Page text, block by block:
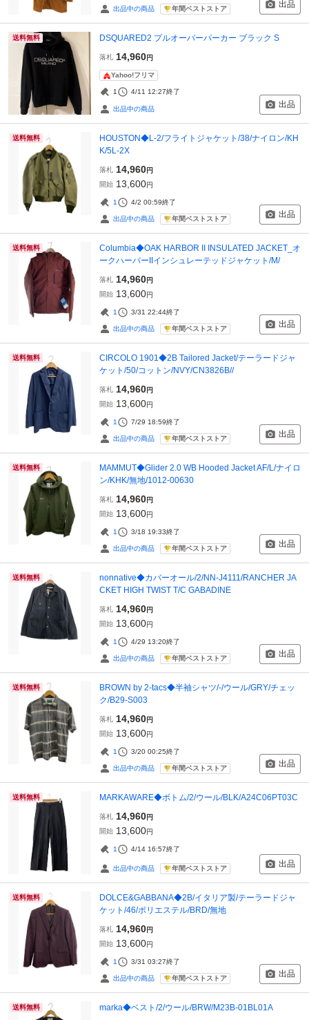
出品中の商品 年間ベストストア 出品
送料無料 DSQUARED2 プルオーバーパーカー ブラック S
落札 14,960円
Yahoo!フリマ
1 4/11 12:27終了
出品中の商品 出品
送料無料
HOUSTON◆L-2/フライトジャケット/38/ナイロン/KH
K/5L-2X
落札 14,960円
開始 13,600円
1 4/2 00:59終了
出品中の商品 年間ベストストア 出品
送料無料
Columbia◆OAK HARBOR II INSULATED JACKET_オ
ークハーバーIIインシュレーテッドジャケット/M/
落札 14,960円
開始 13,600円
1 3/31 22:44終了
出品中の商品 年間ベストストア 出品
送料無料
CIRCOLO 1901◆2B Tailored Jacket/テーラードジャ
ケット/50/コットン/NVY/CN3826B//
落札 14,960円
開始 13,600円
1 7/29 18:59終了
出品中の商品 年間ベストストア 出品
送料無料
MAMMUT◆Glider 2.0 WB Hooded Jacket AF/L/ナイロ
ン/KHK/無地/1012-00630
落札 14,960円
開始 13,600円
1 3/18 19:33終了
出品中の商品 年間ベストストア 出品
送料無料
nonnative◆カバーオール/2/NN-J4111/RANCHER JA
CKET HIGH TWIST T/C GABADINE
落札 14,960円
開始 13,600円
1 4/29 13:20終了
出品中の商品 年間ベストストア 出品
送料無料
BROWN by 2-tacs◆半袖シャツ/-/ウール/GRY/チェッ
ク/B29-S003
落札 14,960円
開始 13,600円
1 3/20 00:25終了
出品中の商品 年間ベストストア 出品
送料無料 MARKAWARE◆ボトム/2/ウール/BLK/A24C06PT03C
落札 14,960円
開始 13,600円
1 4/14 16:57終了
出品中の商品 年間ベストストア 出品
送料無料
DOLCE&GABBANA◆2B/イタリア製/テーラードジャ
ケット/46/ポリエステル/BRD/無地
落札 14,960円
開始 13,600円
1 3/31 03:27終了
出品中の商品 年間ベストストア 出品
送料無料 marka◆ベスト/2/ウール/BRW/M23B-01BL01A